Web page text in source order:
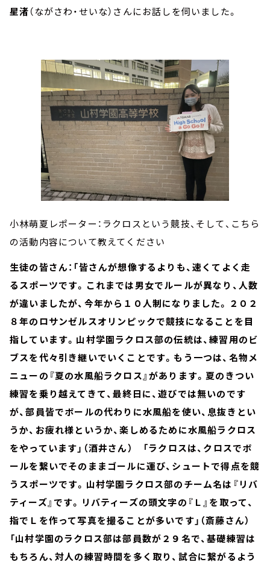
星渚（ながさわ・せいな）さんにお話しを伺いました。
小林萌夏レポーター：ラクロスという競技、そして、こちら
の活動内容について教えてください
生徒の皆さん：「皆さんが想像するよりも、速くてよく走
るスポーツです。これまでは男女でルールが異なり、人数
が違いましたが、今年から１０人制になりました。２０２
８年のロサンゼルスオリンピックで競技になることを目
指しています。山村学園ラクロス部の伝統は、練習用のビ
ブスを代々引き継いでいくことです。もう一つは、名物メ
ニューの『夏の水風船ラクロス』があります。夏のきつい
練習を乗り越えてきて、最終日に、遊びでは無いのです
が、部員皆でボールの代わりに水風船を使い、息抜きとい
うか、お疲れ様というか、楽しめるために水風船ラクロス
をやっています」（酒井さん） 「ラクロスは、クロスでボ
ールを繋いでそのままゴールに運び、シュートで得点を競
うスポーツです。山村学園ラクロス部のチーム名は『リバ
ティーズ』です。リバティーズの頭文字の『Ｌ』を取って、
指でＬを作って写真を撮ることが多いです」（斎藤さん）
「山村学園のラクロス部は部員数が２９名で、基礎練習は
もちろん、対人の練習時間を多く取り、試合に繋がるよう